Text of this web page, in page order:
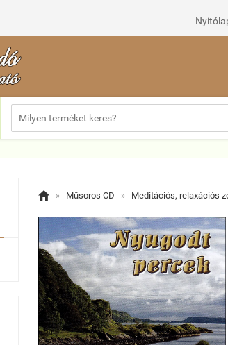
 » Műsoros CD » Meditációs, relaxációs